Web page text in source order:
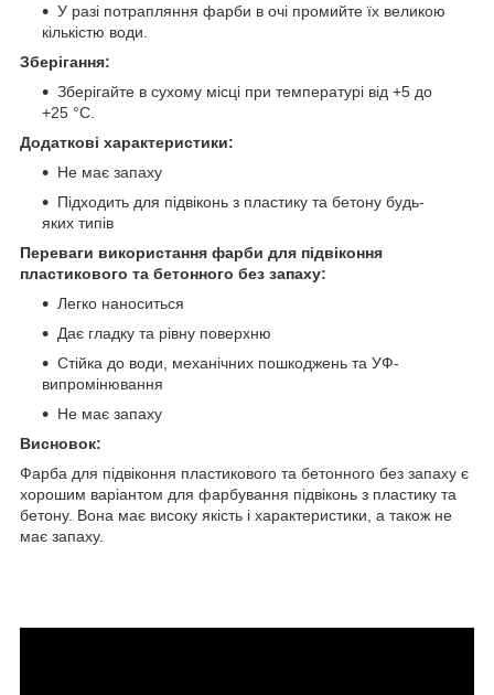
У разі потрапляння фарби в очі промийте їх великою
кількістю води.
Зберігання:
Зберігайте в сухому місці при температурі від +5 до
+25 °C.
Додаткові характеристики:
Не має запаху
Підходить для підвіконь з пластику та бетону будь-
яких типів
Переваги використання фарби для підвіконня
пластикового та бетонного без запаху:
Легко наноситься
Дає гладку та рівну поверхню
Стійка до води, механічних пошкоджень та УФ-
випромінювання
Не має запаху
Висновок:
Фарба для підвіконня пластикового та бетонного без запаху є
хорошим варіантом для фарбування підвіконь з пластику та
бетону. Вона має високу якість і характеристики, а також не
має запаху.